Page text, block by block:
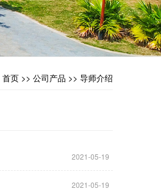
首页 >> 公司产品 >> 导师介绍
2021-05-19
2021-05-19